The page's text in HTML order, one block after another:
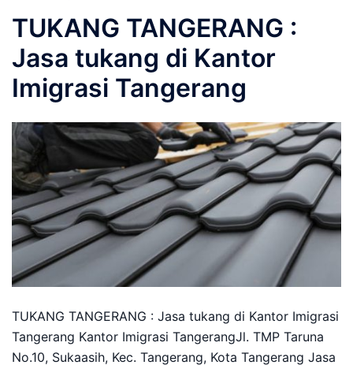
TUKANG TANGERANG :
Jasa tukang di Kantor
Imigrasi Tangerang
TUKANG TANGERANG : Jasa tukang di Kantor Imigrasi
Tangerang Kantor Imigrasi TangerangJl. TMP Taruna
No.10, Sukaasih, Kec. Tangerang, Kota Tangerang Jasa